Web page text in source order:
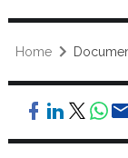
Home